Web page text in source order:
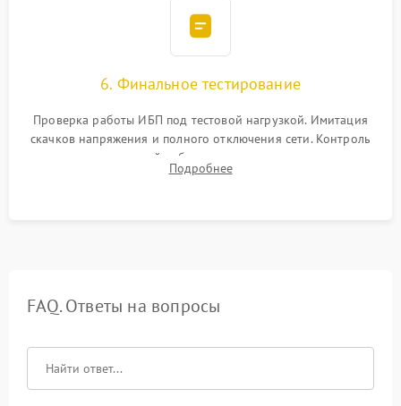
6. Финальное тестирование
Проверка работы ИБП под тестовой нагрузкой. Имитация
скачков напряжения и полного отключения сети. Контроль
времени автономной работы, температурного режима и
корректности формы выходного сигнала.
Подробнее
FAQ. Ответы на вопросы